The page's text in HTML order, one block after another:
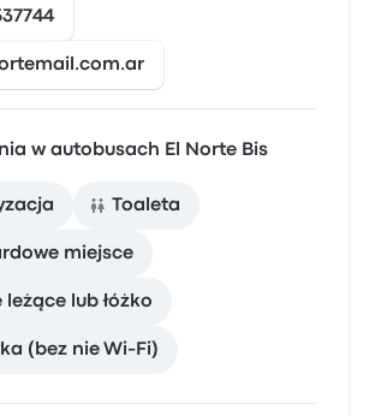
w autobusach El Norte Bis
Toaleta
miejsce
leżące lub łóżko
(bez nie Wi-Fi)